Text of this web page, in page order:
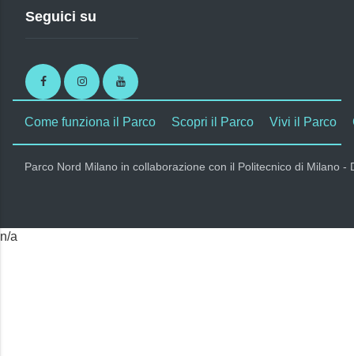
Seguici su
FacebookInstagramYoutube
Come funziona il Parco Scopri il Parco Vivi il Parco
Parco Nord Milano in collaborazione con il Politecnico di Milano
n/a